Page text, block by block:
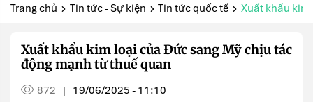
Trang chủ Tin tức - Sự kiện Tin tức quốc tế Xuất khẩu
Xuất khẩu kim loại của Đức sang Mỹ chịu tác
động mạnh từ thuế quan
872 | 19/06/2025 - 11:10